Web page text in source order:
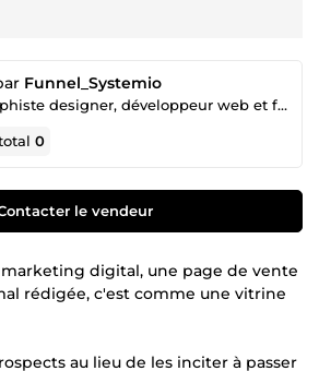
Funnel_Systemio
Expert Graphiste designer, développeur web et funnel builder
0
le vendeur
digital, une page de vente
rédigée, c'est comme une vitrine
au lieu de les inciter à passer